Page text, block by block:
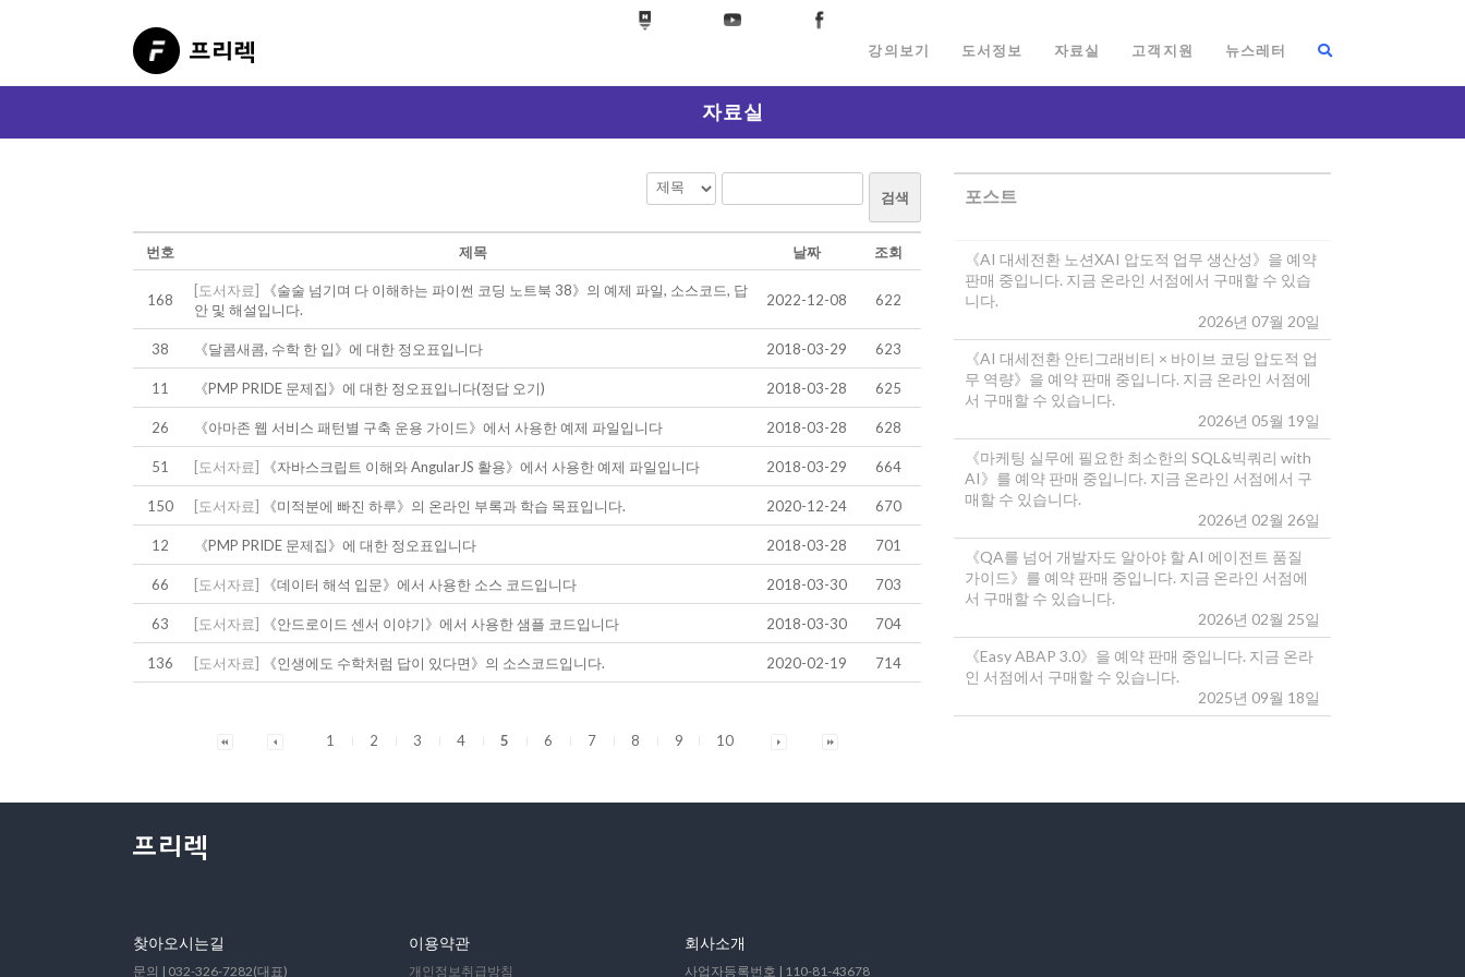
강의보기 도서정보 자료실 고객지원 뉴스레터
자료실
검색
번호 제목 날짜 조회
168
[도서자료]
《술술 넘기며 다 이해하는 파이썬 코딩 노트북 38》의 예제 파일, 소스코드, 답
안 및 해설입니다.
2022-12-08 622
38 《달콤새콤, 수학 한 입》에 대한 정오표입니다 2018-03-29 623
11 《PMP PRIDE 문제집》에 대한 정오표입니다(정답 오기) 2018-03-28 625
26 《아마존 웹 서비스 패턴별 구축 운용 가이드》에서 사용한 예제 파일입니다 2018-03-28 628
51 [도서자료] 《자바스크립트 이해와 AngularJS 활용》에서 사용한 예제 파일입니다 2018-03-29 664
150 [도서자료] 《미적분에 빠진 하루》의 온라인 부록과 학습 목표입니다. 2020-12-24 670
12 《PMP PRIDE 문제집》에 대한 정오표입니다 2018-03-28 701
66 [도서자료] 《데이터 해석 입문》에서 사용한 소스 코드입니다 2018-03-30 703
63 [도서자료] 《안드로이드 센서 이야기》에서 사용한 샘플 코드입니다 2018-03-30 704
136 [도서자료] 《인생에도 수학처럼 답이 있다면》의 소스코드입니다. 2020-02-19 714
1 2 3 4 5 6 7 8 9 10
포스트
《AI 대세전환 노션XAI 압도적 업무 생산성》을 예약
판매 중입니다. 지금 온라인 서점에서 구매할 수 있습
니다.
2026년 07월 20일
《AI 대세전환 안티그래비티 × 바이브 코딩 압도적 업
무 역량》을 예약 판매 중입니다. 지금 온라인 서점에
서 구매할 수 있습니다.
2026년 05월 19일
《마케팅 실무에 필요한 최소한의 SQL&빅쿼리 with
AI》를 예약 판매 중입니다. 지금 온라인 서점에서 구
매할 수 있습니다.
2026년 02월 26일
《QA를 넘어 개발자도 알아야 할 AI 에이전트 품질
가이드》를 예약 판매 중입니다. 지금 온라인 서점에
서 구매할 수 있습니다.
2026년 02월 25일
《Easy ABAP 3.0》을 예약 판매 중입니다. 지금 온라
인 서점에서 구매할 수 있습니다.
2025년 09월 18일
찾아오시는길
문의 | 032-326-7282(대표)
이용약관
개인정보취급방침
회사소개
사업자등록번호 | 110-81-43678